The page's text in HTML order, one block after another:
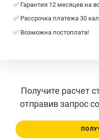
✅ Гарантия 12 месяцев на
✅ Рассрочка платежа 30
✅ Возможна постоплата!
Получите расчет
отправив запрос